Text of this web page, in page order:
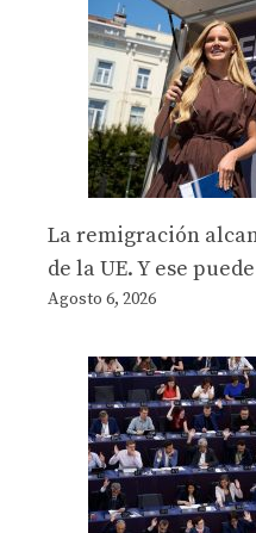
La remigración
de la UE. Y ese
Agosto 6, 2026